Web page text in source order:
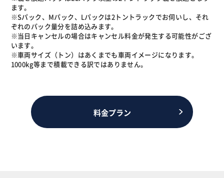
ます。
※Sパック、Mパック、Lパックは2トントラックでお伺いし、それ
ぞれのパック量分を詰め込みます。
※当日キャンセルの場合はキャンセル料金が発生する可能性がござ
います。
※車両サイズ（トン）はあくまでも車両イメージになります。
1000kg等まで積載できる訳ではありません。
料金プラン